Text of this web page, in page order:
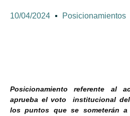
10/04/2024 Posicionamientos
Posicionamiento referente al
aprueba el voto institucional del
los puntos que se someterán